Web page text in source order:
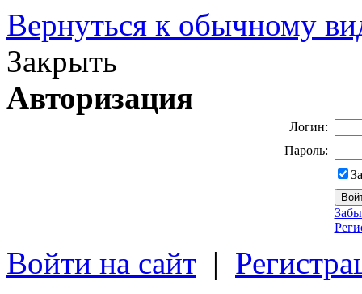
Вернуться к обычному
Закрыть
Авторизация
Логин:
Пароль:
Войти на сайт |